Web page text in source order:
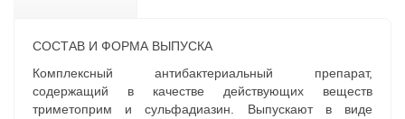
СОСТАВ И ФОРМА ВЫПУСКА
Комплексный антибактериальный препарат,
содержащий в качестве действующих веществ
триметоприм и сульфадиазин. Выпускают в виде